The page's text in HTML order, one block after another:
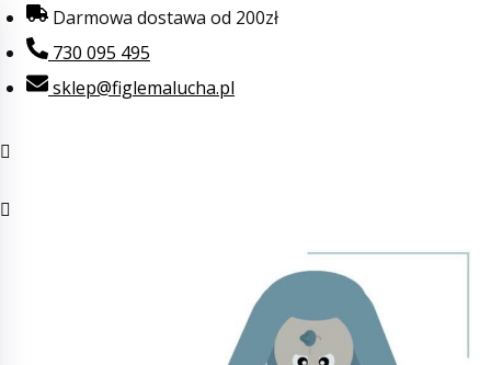
Przejdź
do
treści
Darmowa dostawa od 200zł
730 095 495
sklep@figlemalucha.pl